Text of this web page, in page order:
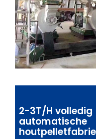
2-3T/H volledig
automatische